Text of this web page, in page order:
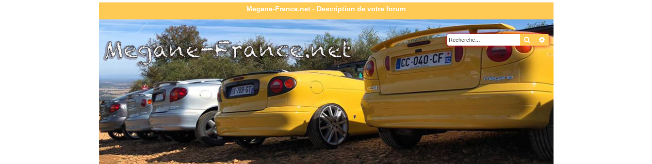
Megane-France.net - Description de votre forum
RechercherRecherche avancée